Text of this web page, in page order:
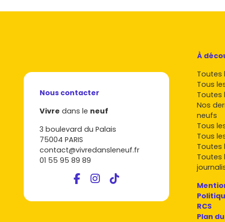
Nous contacter
Vivre dans le neuf
3 boulevard du Palais
75004 PARIS
contact@vivredansleneuf.fr
01 55 95 89 89
À
Toutes
Tous
Toutes
Nos
neufs
Tous
Tous
Toutes
Toutes
RCS
Plan